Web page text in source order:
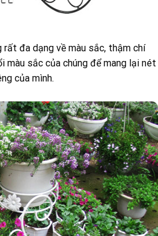
đa dạng về màu sắc, thậm chí
sắc của chúng để mang lại nét
của mình.